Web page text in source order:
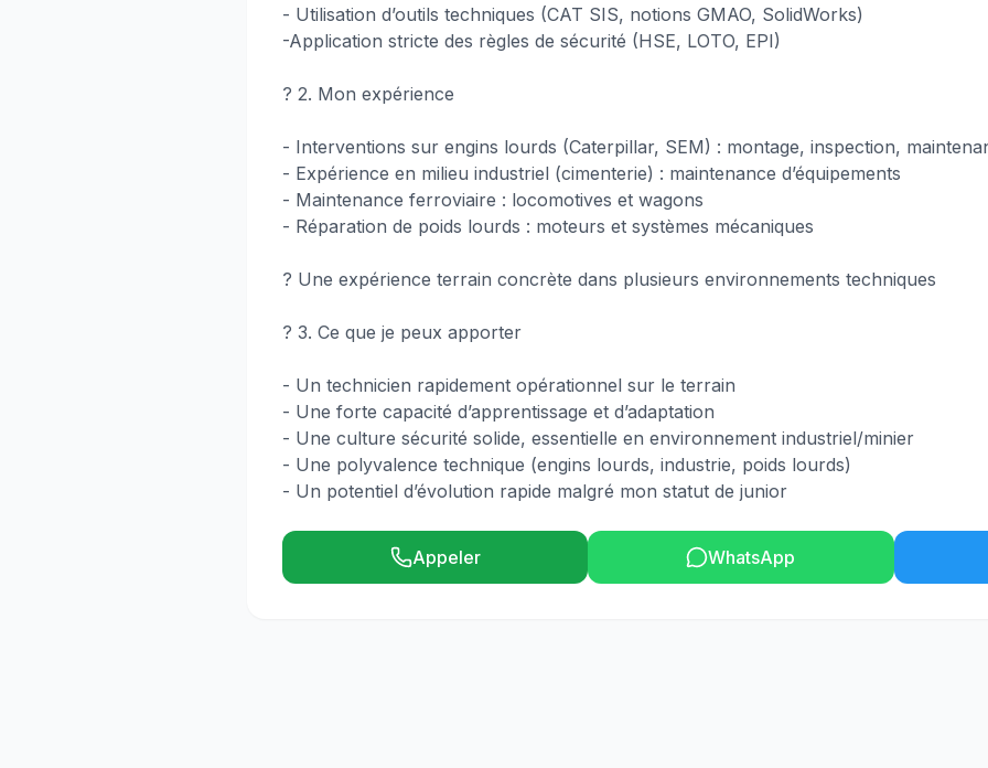
- Utilisation d’outils techniques (CAT SIS, notions GMAO, SolidWorks)
-Application stricte des règles de sécurité (HSE, LOTO, EPI)
?️ 2. Mon expérience
- Interventions sur engins lourds (Caterpillar, SEM) : montage, inspection,
- Expérience en milieu industriel (cimenterie) : maintenance d’équipements
- Maintenance ferroviaire : locomotives et wagons
- Réparation de poids lourds : moteurs et systèmes mécaniques
? Une expérience terrain concrète dans plusieurs environnements techniques
? 3. Ce que je peux apporter
- Un technicien rapidement opérationnel sur le terrain
- Une forte capacité d’apprentissage et d’adaptation
- Une culture sécurité solide, essentielle en environnement industriel/minier
- Une polyvalence technique (engins lourds, industrie, poids lourds)
- Un potentiel d’évolution rapide malgré mon statut de junior
Appeler WhatsApp